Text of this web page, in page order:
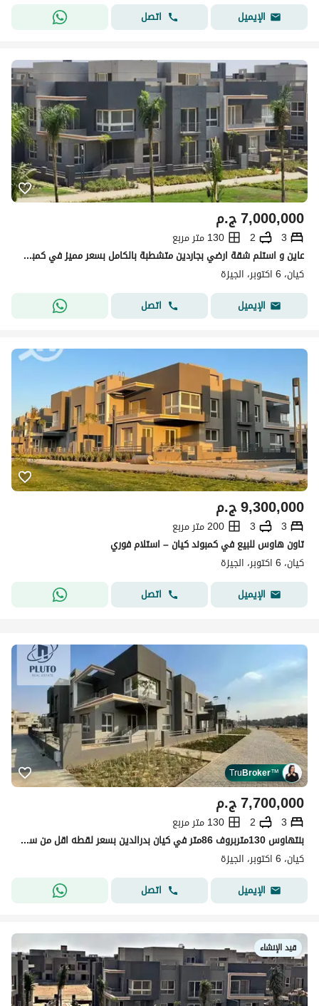
الإيميل اتصل
ج.م7,000,000
3
2
130 متر مربع
عاين و استلم شقة ارضي بجاردين متشطبة بالكامل بسعر مميز في كمبوند كيان داخل جراند هايتس
كيان، 6 اكتوبر، الجيزة
الإيميل
اتصل
ج.م9,300,000
3
3
200 متر مربع
تاون هاوس للبيع في كمبوند كيان – استلام فوري
كيان، 6 اكتوبر، الجيزة
الإيميل
اتصل
TruBroker™
ج.م7,700,000
3
2
130 متر مربع
بنتهاوس 130متربروف 86متر في كيان بدرالدين بسعر لقطه اقل من سعر السوق متشطب بالكامل سوبر لوكس علي المفتاح باميز لوكيشن داخل الكمبوند
كيان، 6 اكتوبر، الجيزة
الإيميل
اتصل
قيد الإنشاء